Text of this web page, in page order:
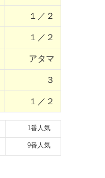
１／２
１／２
アタマ
３
１／２
1番人気
9番人気